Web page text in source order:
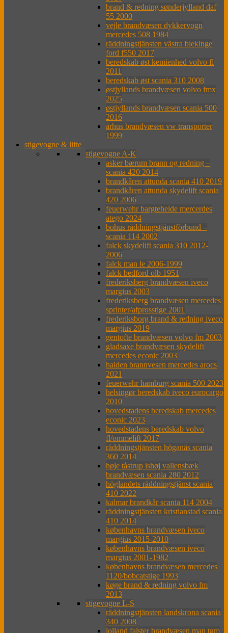
brand & redning sønderjylland daf
55 2000
vejle brandvæsen dykkervogn
mercedes 508 1984
räddningstjänsten västra blekinge
ford f550 2017
beredskab øst kemienhed volvo fl
2011
beredskab øst scania 310 2008
østjyllands brandvæsen volvo fmx
2025
østjyllands brandvæsen scania 500
2016
århus brandvæsen vw transporter
1999
stigevogne & lifte
stigevogne A-K
asker bærum brann og redning –
scania 420 2014
brandkåren attunda scania 410 2019
brandkåren attunda skydelift scania
420 2006
feuerwehr bargteheide mercerdes
atego 2024
bohus räddningstjänstförbund –
scania 114 2002
falck skydelift scania 310 2012-
2006
falck man le 2006-1999
falck bedford olb 1951
frederiksberg brandvæsen iveco
margius 2003
frederiksberg brandvæsen mercedes
sprinter/afprosstige 2001
frederiksborg brand & redning iveco
margius 2019
gentofte brandvæsen volvo fm 2003
gladsaxe brandvæsen skydelift
mercedes econic 2003
halden brannvesen mercedes arocs
2021
feuerwehr hamburg scania 500 2023
helsingør beredskab iveco eurocargo
2010
hovedstadens beredskab mercedes
econic 2023
hovedstadens beredskab volvo
fl/ommelift 2017
räddningstjänsten höganäs scania
360 2014
høje tåstrup ishøj vallensbæk
brandvæsen scania 280 2012
höglandets räddningstjänst scania
410 2022
kalmar brandkår scania 114 2004
räddningstjänsten kristianstad scania
410 2014
københavns brandvæsen iveco
margius 2015-2010
københavns brandvæsen iveco
margius 2001-1982
københavns brandvæsen mercedes
1120/bobcatstige 1993
køge brand & redning volvo fm
2013
stigevogne L-S
räddningstjänsten landskrona scania
340 2008
lolland falster brandvæsen man tgm